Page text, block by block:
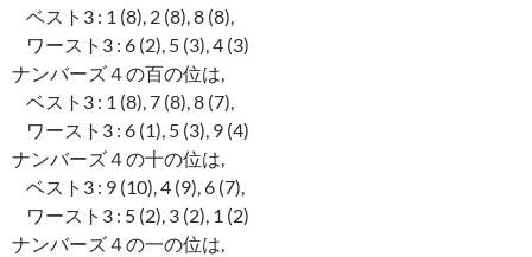
ベスト3 : 1 (8), 2 (8), 8 (8),
ワースト3 : 6 (2), 5 (3), 4 (3)
ナンバーズ４の百の位は,
ベスト3 : 1 (8), 7 (8), 8 (7),
ワースト3 : 6 (1), 5 (3), 9 (4)
ナンバーズ４の十の位は,
ベスト3 : 9 (10), 4 (9), 6 (7),
ワースト3 : 5 (2), 3 (2), 1 (2)
ナンバーズ４の一の位は,